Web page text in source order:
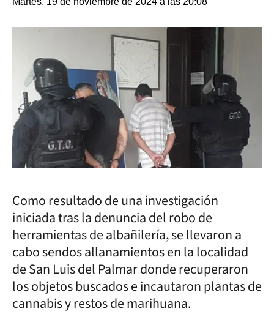
Como resultado de una investigación
iniciada tras la denuncia del robo de
herramientas de albañilería, se llevaron a
cabo sendos allanamientos en la localidad
de San Luis del Palmar donde recuperaron
los objetos buscados e incautaron plantas de
cannabis y restos de marihuana.